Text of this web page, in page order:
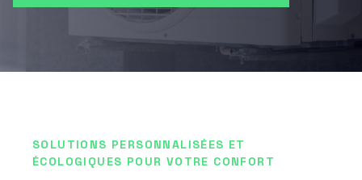
SOLUTIONS PERSONNALISÉES ET
ÉCOLOGIQUES POUR VOTRE CONFORT